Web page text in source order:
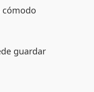
cómodo
guardar